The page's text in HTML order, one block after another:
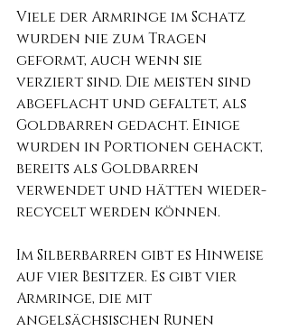
Viele der Armringe im Schatz
wurden nie zum Tragen
geformt, auch wenn sie
verziert sind. Die meisten sind
abgeflacht und gefaltet, als
Goldbarren gedacht. Einige
wurden in Portionen gehackt,
bereits als Goldbarren
verwendet und hätten wieder-
recycelt werden können.
Im Silberbarren gibt es Hinweise
auf vier Besitzer. Es gibt vier
Armringe, die mit
angelsächsischen Runen